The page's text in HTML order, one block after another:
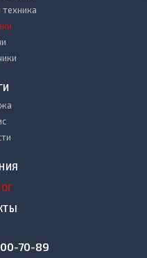
техника
70-89